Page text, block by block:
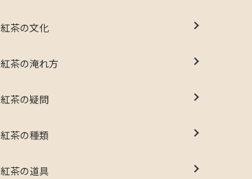
紅茶の文化
紅茶の淹れ方
紅茶の疑問
紅茶の種類
紅茶の道具